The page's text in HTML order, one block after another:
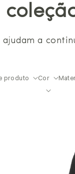
a
produto Cor